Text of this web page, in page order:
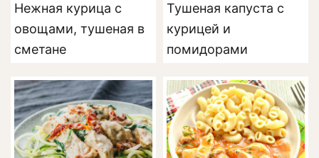
Нежная курица с
овощами, тушеная в
сметане
Тушеная капуста с
курицей и
помидорами